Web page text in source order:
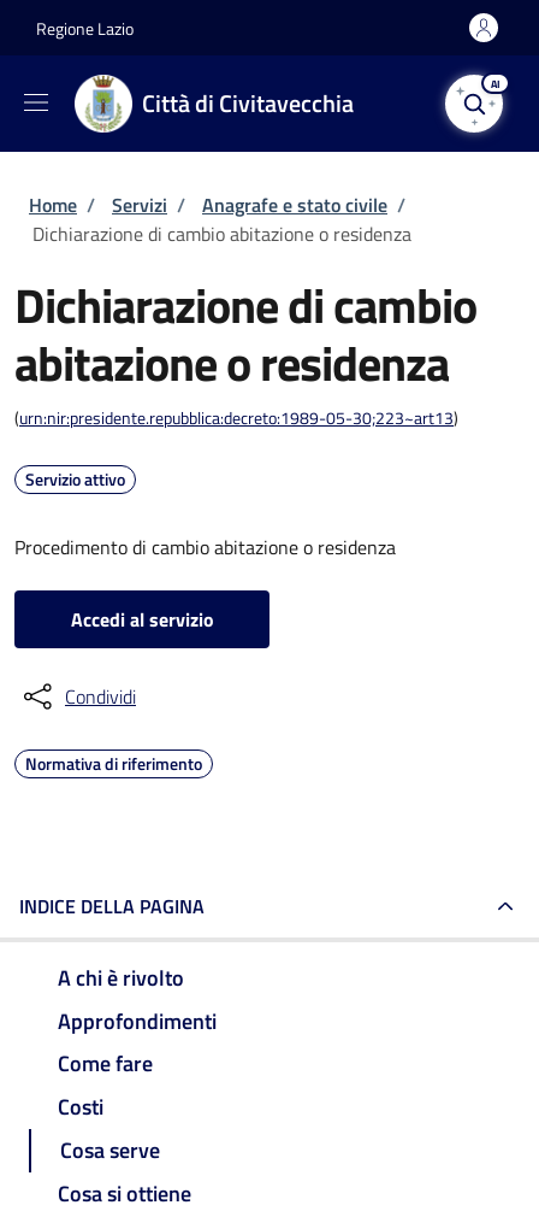
Regione Lazio
Città di Civitavecchia
AI
Briciole di pane
Home / Servizi / Anagrafe e stato civile /
Dichiarazione di cambio abitazione o residenza
Dichiarazione di cambio
abitazione o residenza
(urn:nir:presidente.repubblica:decreto:1989-05-30;223~art13)
Servizio attivo
Procedimento di cambio abitazione o residenza
Accedi al servizio
Condividi
Normativa di riferimento
INDICE DELLA PAGINA
A chi è rivolto
Approfondimenti
Come fare
Costi
Cosa serve
Cosa si ottiene